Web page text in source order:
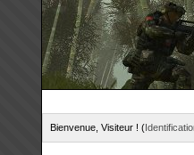
Bienvenue, Visiteur ! (